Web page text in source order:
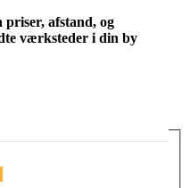
afstand, og
værksteder i din by